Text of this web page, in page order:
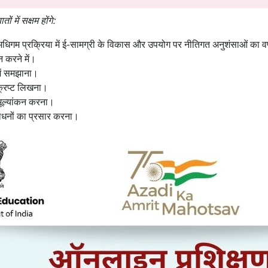
में सक्षम होंगे:
प्रक्रिया में ई-सामग्री के विकास और उपयोग पर नीतिगत अनुशंसाओं का
करने में।
समझाना।
लिखना।
करना।
का प्रसार करना।